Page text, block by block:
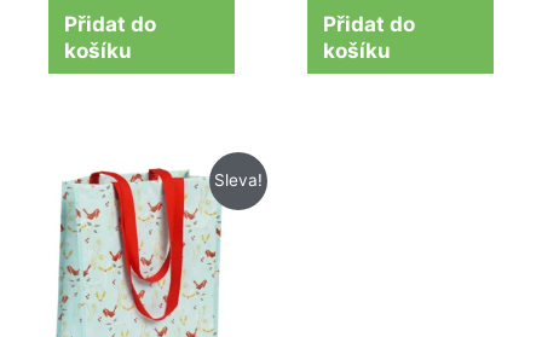
Přidat do
košíku
Přidat do
košíku
Sleva!
Původní
cena
byla:
125 Kč.
Aktuální
cena
je:
105 Kč.